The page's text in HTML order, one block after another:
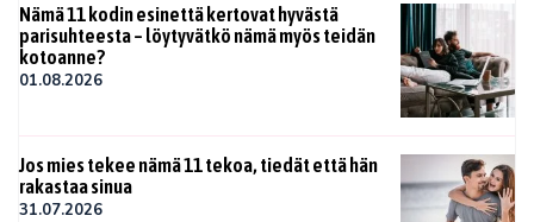
Nämä 11 kodin esinettä kertovat hyvästä
parisuhteesta – löytyvätkö nämä myös teidän
kotoanne?
01.08.2026
Jos mies tekee nämä 11 tekoa, tiedät että hän
rakastaa sinua
31.07.2026